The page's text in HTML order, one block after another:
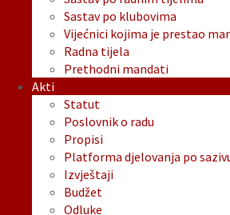
Sastav po klubovima
Vijećnici kojima je prestao
Radna tijela
Prethodni mandati
Akti
Statut
Poslovnik o radu
Propisi
Platforma djelovanja po
Izvještaji
Budžet
Odluke